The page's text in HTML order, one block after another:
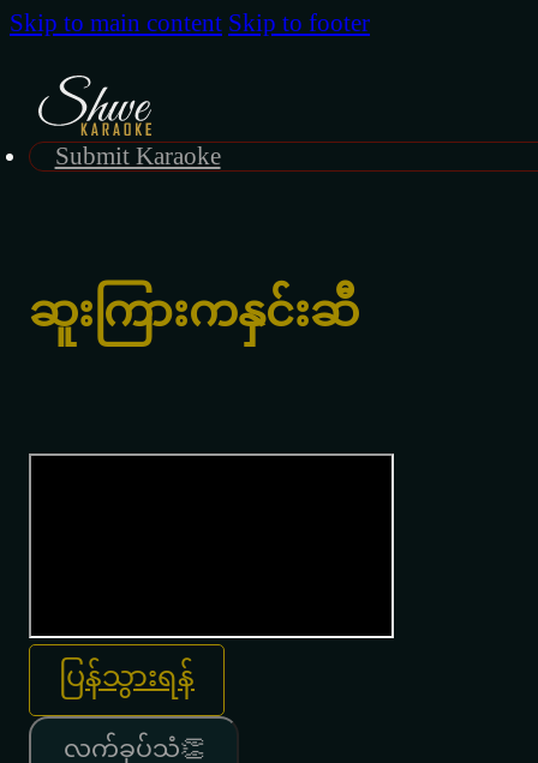
Skip to main content Skip to footer
Submit Karaoke
ဆူးကြားကနှင်းဆီ
ပြန်သွားရန်
လက်ခုပ်သံ👏